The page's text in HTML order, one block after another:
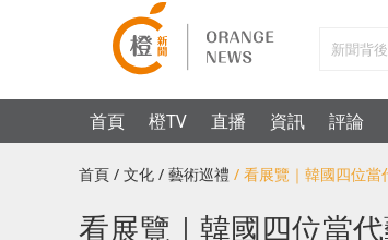
首頁 橙TV 直播 資訊 評論
首頁 / 文化 / 藝術巡禮 / 看展覽｜韓國四位當
看展覽｜韓國四位當